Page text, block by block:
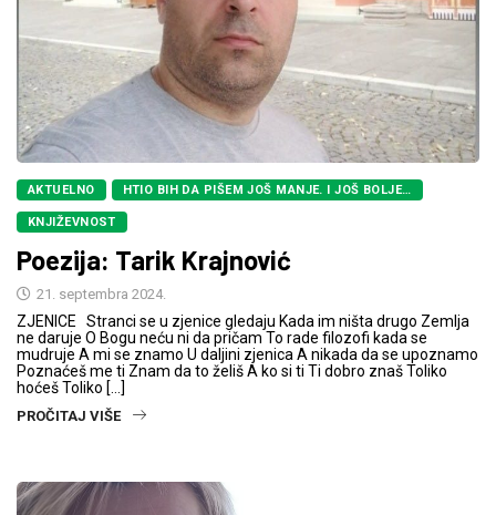
AKTUELNO HTIO BIH DA PIŠEM JOŠ MANJE. I JOŠ BOLJE…
KNJIŽEVNOST
Poezija: Tarik Krajnović
21. septembra 2024.
ZJENICE Stranci se u zjenice gledaju Kada im ništa drugo Zemlja
ne daruje O Bogu neću ni da pričam To rade filozofi kada se
mudruje A mi se znamo U daljini zjenica A nikada da se upoznamo
Poznaćeš me ti Znam da to želiš A ko si ti Ti dobro znaš Toliko
hoćeš Toliko […]
PROČITAJ VIŠE